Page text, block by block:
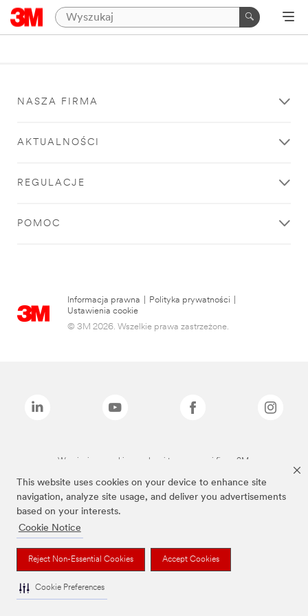
This website uses cookies on your device to enhance site
navigation, analyze site usage, and deliver you advertisements
based on your interests.
Cookie Notice
Reject Non-Essential Cookies Accept Cookies
Cookie Preferences
NASZA FIRMA
AKTUALNOŚCI
REGULACJE
POMOC
Informacja prawna Polityka prywatności
Ustawienia cookie
© 3M 2026. Wszelkie prawa zastrzeżone.
Wymienione marki są znakami towarowymi firmy 3M.